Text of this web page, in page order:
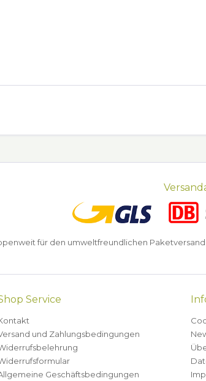
für den umweltfreundlichen
Service
und Zahlungsbedingungen
Geschäftsbedingungen